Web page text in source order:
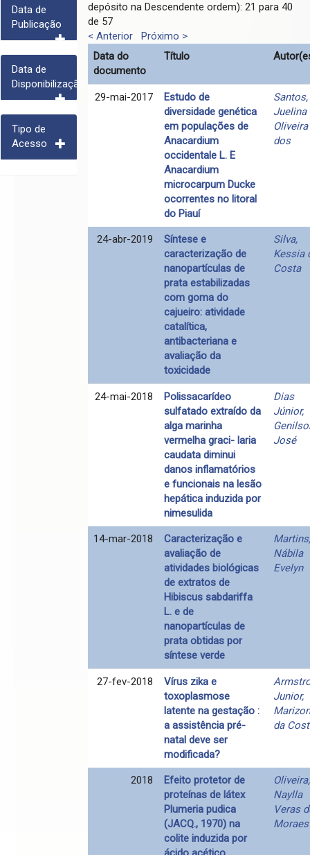
depósito na Descendente ordem): 21 para 40
de 57
< Anterior
Próximo >
Data do
documento
Título
29-mai-2017
Estudo de
diversidade genética
em populações de
Anacardium
occidentale L. E
Anacardium
microcarpum Ducke
ocorrentes no litoral
do Piauí
Santos,
Juelina
Oliveira
dos
24-abr-2019
Síntese e
caracterização de
nanopartículas de
prata estabilizadas
com goma do
cajueiro: atividade
catalítica,
antibacteriana e
avaliação da
toxicidade
Silva,
Kessia
Costa
24-mai-2018
Polissacarídeo
sulfatado extraído da
alga marinha
vermelha graci- laria
caudata diminui
danos inflamatórios
e funcionais na lesão
hepática induzida por
nimesulida
Dias
Júnior,
José
14-mar-2018
Caracterização e
avaliação de
atividades biológicas
de extratos de
Hibiscus sabdariffa
L. e de
nanopartículas de
prata obtidas por
síntese verde
Martins,
Nábila
Evelyn
27-fev-2018
Vírus zika e
toxoplasmose
latente na gestação :
a assistência pré-
natal deve ser
modificada?
Junior,
Marizon
da
2018
Efeito protetor de
proteínas de látex
Plumeria pudica
(JACQ., 1970) na
colite induzida por
Oliveira,
Naylla
Veras
Moraes
Data de
Publicação
Data de
Disponibilização
Tipo de
Acesso